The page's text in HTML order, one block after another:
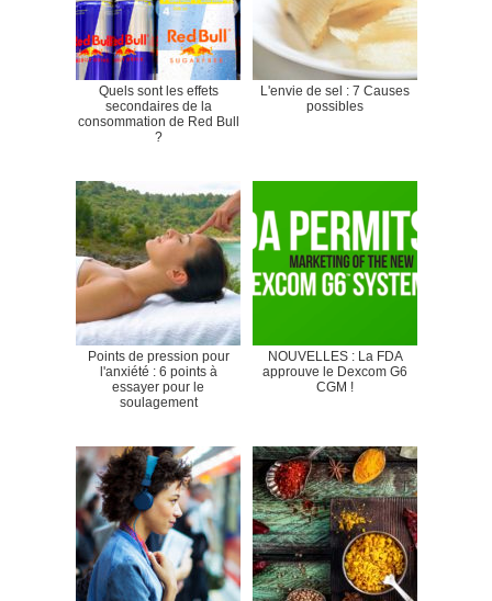
Quels sont les effets
secondaires de la
consommation de Red Bull
?
L'envie de sel : 7 Causes
possibles
Points de pression pour
l'anxiété : 6 points à
essayer pour le
soulagement
NOUVELLES : La FDA
approuve le Dexcom G6
CGM !